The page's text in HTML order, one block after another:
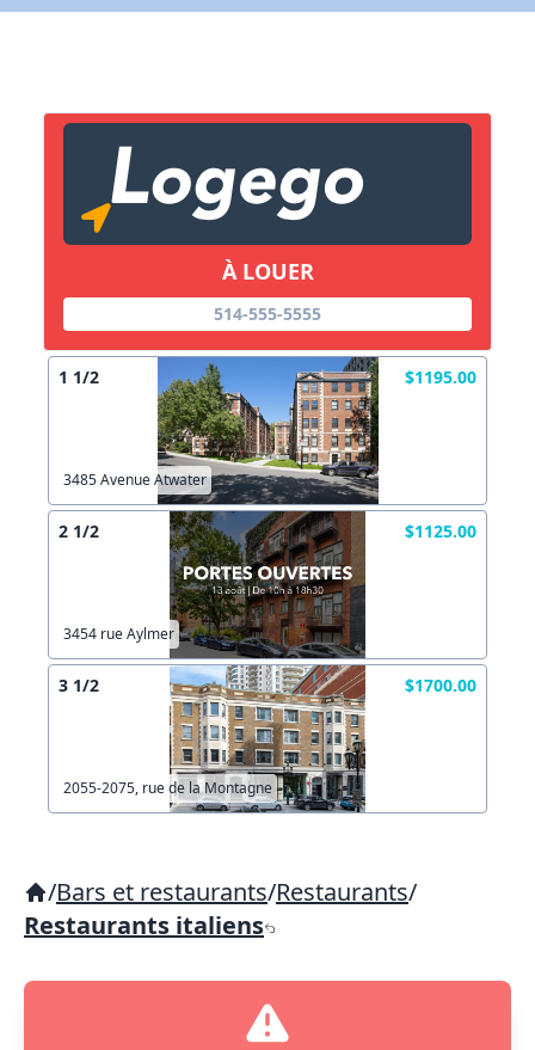
À LOUER
514-555-5555
1 1/2 $1195.00
3485 Avenue Atwater
2 1/2 $1125.00
3454 rue Aylmer
3 1/2 $1700.00
2055-2075, rue de la Montagne
/Bars et restaurants/Restaurants/
Restaurants italiens
X Fermer
Lien vers inscription (sera inclus dans courriel)
Copier lien
X Fermer Envoyez